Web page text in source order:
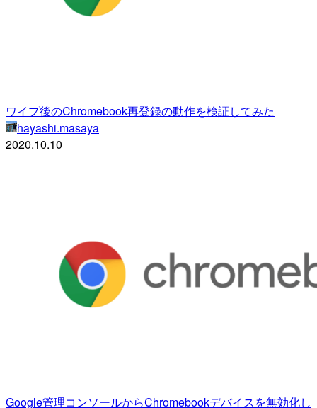
ワイプ後のChromebook再登録の動作を検証してみた
hayashi.masaya
2020.10.10
Google管理コンソールからChromebookデバイスを無効化し